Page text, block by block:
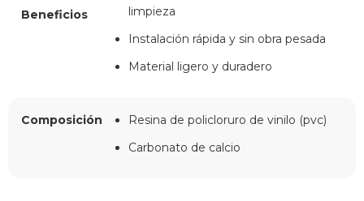
Beneficios
limpieza
Instalación rápida y sin obra pesada
Material ligero y duradero
Composición
Resina de policloruro de vinilo (pvc)
Carbonato de calcio